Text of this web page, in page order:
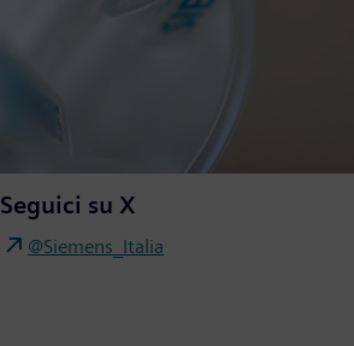
Seguici su X
@Siemens_Italia